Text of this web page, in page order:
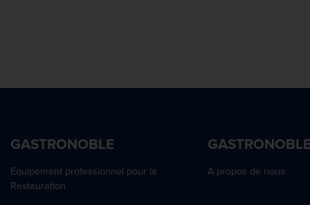
GASTRONOBLE
Equipement professionnel pour la
Restauration
A propos de nous